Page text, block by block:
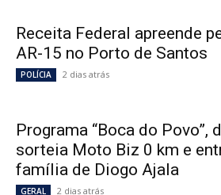
Receita Federal apreende
AR-15 no Porto de Santos
POLÍCIA 2 dias atrás
Programa “Boca do Povo”,
sorteia Moto Biz 0 km e
família de Diogo Ajala
GERAL 2 dias atrás